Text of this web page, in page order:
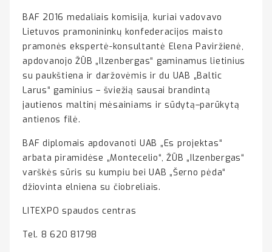
BAF 2016 medaliais komisija, kuriai vadovavo
Lietuvos pramonininkų konfederacijos maisto
pramonės ekspertė-konsultantė Elena Paviržienė,
apdovanojo ŽŪB „Ilzenbergas“ gaminamus lietinius
su paukštiena ir daržovėmis ir du UAB „Baltic
Larus“ gaminius – šviežią sausai brandintą
jautienos maltinį mėsainiams ir sūdytą–parūkytą
antienos filė.
BAF diplomais apdovanoti UAB „Es projektas“
arbata piramidėse „Montecelio“, ŽŪB „Ilzenbergas“
varškės sūris su kumpiu bei UAB „Šerno pėda“
džiovinta elniena su čiobreliais.
LITEXPO spaudos centras
Tel. 8 620 81798